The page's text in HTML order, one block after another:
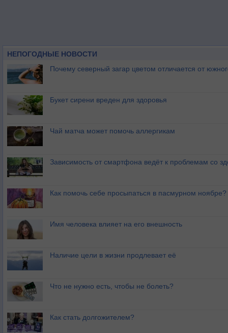
НЕПОГОДНЫЕ НОВОСТИ
Почему северный загар цветом отличается от
Букет сирени вреден для здоровья
Чай матча может помочь аллергикам
Зависимость от смартфона ведёт к проблемам со
Как помочь себе просыпаться в пасмурном ноябре?
Имя человека влияет на его внешность
Наличие цели в жизни продлевает её
Что не нужно есть, чтобы не болеть?
Как стать долгожителем?